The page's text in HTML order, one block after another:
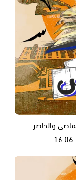
والحاضر